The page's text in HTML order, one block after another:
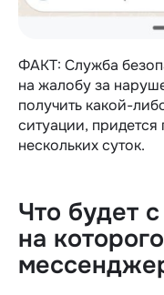
ФАКТ: Служба
на жалобу за
получить какой-
ситуации, придется
нескольких суток.
Что будет
на которого